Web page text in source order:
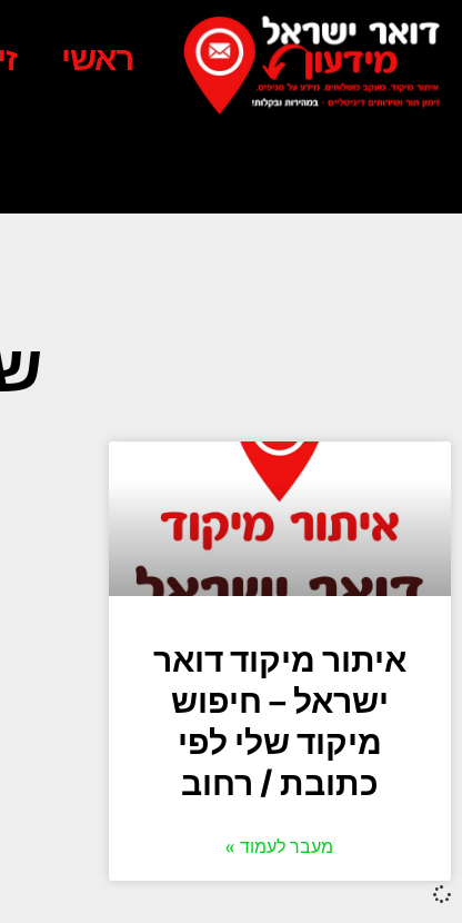
ראשי
איתור מיקוד דואר
ישראל – חיפוש
מיקוד שלי לפי
כתובת / רחוב
מעבר לעמוד »